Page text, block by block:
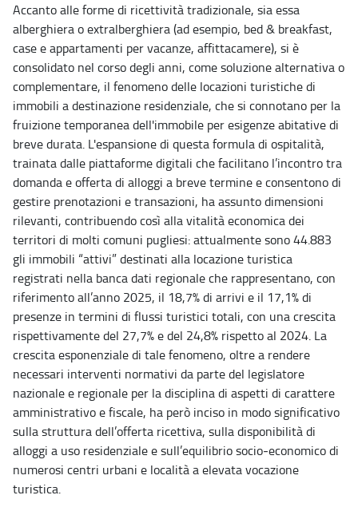
Accanto alle forme di ricettività tradizionale, sia essa
alberghiera o extralberghiera (ad esempio, bed & breakfast,
case e appartamenti per vacanze, affittacamere), si è
consolidato nel corso degli anni, come soluzione alternativa o
complementare, il fenomeno delle locazioni turistiche di
immobili a destinazione residenziale, che si connotano per la
fruizione temporanea dell'immobile per esigenze abitative di
breve durata. L'espansione di questa formula di ospitalità,
trainata dalle piattaforme digitali che facilitano l’incontro tra
domanda e offerta di alloggi a breve termine e consentono di
gestire prenotazioni e transazioni, ha assunto dimensioni
rilevanti, contribuendo così alla vitalità economica dei
territori di molti comuni pugliesi: attualmente sono 44.883
gli immobili “attivi” destinati alla locazione turistica
registrati nella banca dati regionale che rappresentano, con
riferimento all’anno 2025, il 18,7% di arrivi e il 17,1% di
presenze in termini di flussi turistici totali, con una crescita
rispettivamente del 27,7% e del 24,8% rispetto al 2024. La
crescita esponenziale di tale fenomeno, oltre a rendere
necessari interventi normativi da parte del legislatore
nazionale e regionale per la disciplina di aspetti di carattere
amministrativo e fiscale, ha però inciso in modo significativo
sulla struttura dell’offerta ricettiva, sulla disponibilità di
alloggi a uso residenziale e sull’equilibrio socio‑economico di
numerosi centri urbani e località a elevata vocazione
turistica.